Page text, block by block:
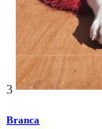
3
Branca